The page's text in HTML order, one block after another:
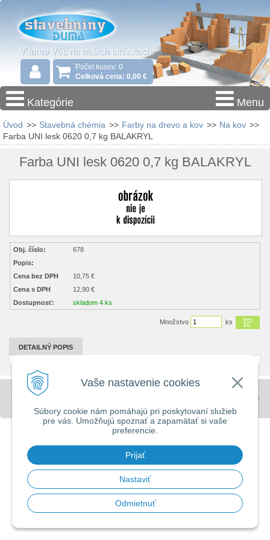
Vaše nastavenie cookies
Súbory cookie nám pomáhajú pri poskytovaní služieb
pre vás. Umožňujú spoznať a zapamätať si vaše
preferencie.
Prijať
Nastaviť
Odmietnuť
Počet kusov: 0
Celková cena: 0,00 €
Kategórie Menu
Úvod >> Stavebná chémia >> Farby na drevo a kov >> Na kov >>
Farba UNI lesk 0620 0,7 kg BALAKRYL
Farba UNI lesk 0620 0,7 kg BALAKRYL
Obj. číslo:
678
Popis:
Cena bez DPH
10,75 €
Cena s DPH
12,90 €
Dostupnosť:
skladom 4 ks
Množstvo ks
DETAILNÝ POPIS
© 2026 Stavebniny - DUMA •
spoločnosti
WEBYGROUP